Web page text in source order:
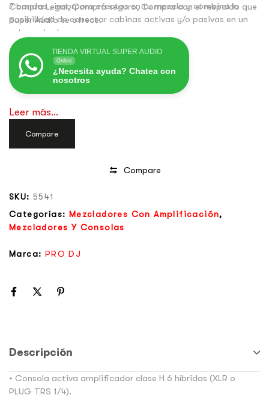
7 bandas , incorpora efectos en tu mezcla y combina la
posibilidad de conectar cabinas activas y/o pasivas en un
solo equipo!.
Compra Legal, Compra seguro, Compra con el respaldo que
Super Audio te ofrece.
TIENDA VIRTUAL SUPER AUDIO
Online
¿Necesita ayuda? Chatea con
nosotros
Leer más...
Compare
Compare
SKU: 5541
Categorías: Mezcladores Con Amplificación,
Mezcladores Y Consolas
Marca: PRO DJ
Descripción
• Consola activa amplificador clase H 6 híbridas (XLR o
PLUG TRS 1/4).